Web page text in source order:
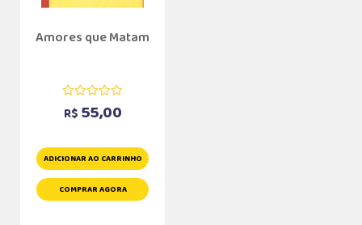
Amores que Matam
R$ 55,00
ADICIONAR AO CARRINHO
COMPRAR AGORA